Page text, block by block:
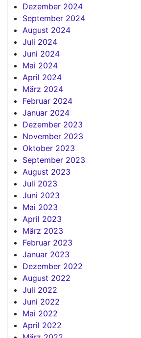
Dezember 2024
September 2024
August 2024
Juli 2024
Juni 2024
Mai 2024
April 2024
März 2024
Februar 2024
Januar 2024
Dezember 2023
November 2023
Oktober 2023
September 2023
August 2023
Juli 2023
Juni 2023
Mai 2023
April 2023
März 2023
Februar 2023
Januar 2023
Dezember 2022
August 2022
Juli 2022
Juni 2022
Mai 2022
April 2022